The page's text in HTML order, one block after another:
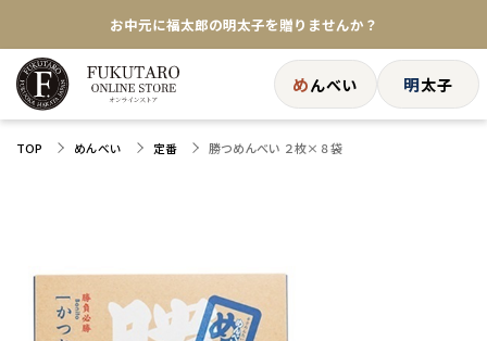
お中元に福太郎の明太子を贈りませんか？
★めんべい25周年記念商品が登場★
【色々な味を試したい方へ】ポストイン！めんべい
めんべい 明太子
TOP めんべい 定番 勝つめんべい ２枚×８袋